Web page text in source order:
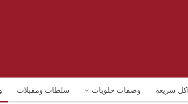
سريعة وصفات حلويات سلطات ومقبلات